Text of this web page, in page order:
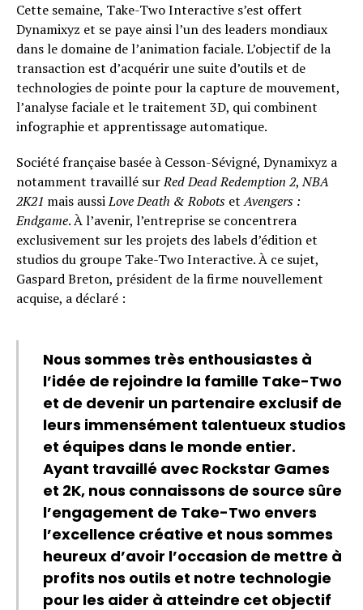
Cette semaine, Take-Two Interactive s’est offert
Dynamixyz et se paye ainsi l’un des leaders mondiaux
dans le domaine de l’animation faciale. L’objectif de la
transaction est d’acquérir une suite d’outils et de
technologies de pointe pour la capture de mouvement,
l’analyse faciale et le traitement 3D, qui combinent
infographie et apprentissage automatique.
Société française basée à Cesson-Sévigné, Dynamixyz a
notamment travaillé surRed Dead Redemption 2,NBA
2K21 mais aussiLove Death & Robots etAvengers :
Endgame. À l’avenir, l’entreprise se concentrera
exclusivement sur les projets des labels d’édition et
studios du groupe Take-Two Interactive. À ce sujet,
Gaspard Breton, président de la firme nouvellement
acquise, a déclaré :
Nous sommes très enthousiastes à
l’idée de rejoindre la famille Take-Two
et de devenir un partenaire exclusif de
leurs immensément talentueux studios
et équipes dans le monde entier.
Ayant travaillé avec Rockstar Games
et 2K, nous connaissons de source sûre
l’engagement de Take-Two envers
l’excellence créative et nous sommes
heureux d’avoir l’occasion de mettre à
profits nos outils et notre technologie
pour les aider à atteindre cet objectif